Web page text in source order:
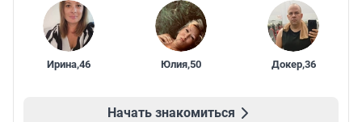
Ирина,46 Юлия,50 Докер,36
Начать знакомиться